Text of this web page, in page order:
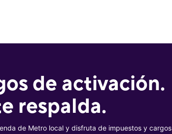
de activación.
respalda.
de Metro local y disfruta de impuestos y cargos